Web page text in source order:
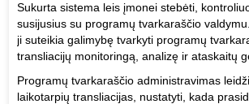
Sukurta sistema leis įmonei stebėti,
susijusius su programų tvarkaraščio
ji suteikia galimybę tvarkyti programų
transliacijų monitoringą, analizę ir ataskaitų
Programų tvarkaraščio administravimas
laikotarpių transliacijas, nustatyti, kada